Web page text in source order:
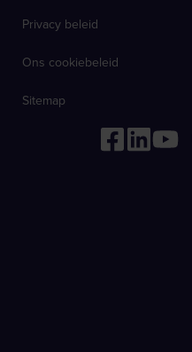
Privacy beleid
Ons cookiebeleid
Sitemap